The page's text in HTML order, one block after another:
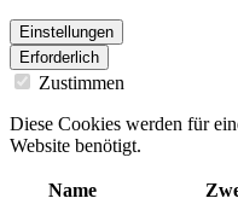
Einstellungen
Erforderlich
Zustimmen
Diese Cookies werden für
Website benötigt.
Name